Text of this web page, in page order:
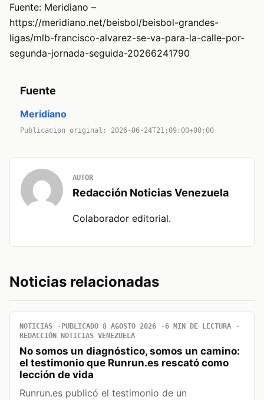
Fuente: Meridiano –
https://meridiano.net/beisbol/beisbol-grandes-
ligas/mlb-francisco-alvarez-se-va-para-la-calle-por-
segunda-jornada-seguida-20266241790
Fuente
Meridiano
Publicacion original: 2026-06-24T21:09:00+00:00
AUTOR
Redacción Noticias Venezuela
Colaborador editorial.
Noticias relacionadas
NOTICIAS PUBLICADO 8 AGOSTO 2026
6 MIN DE LECTURA
REDACCIÓN NOTICIAS VENEZUELA
No somos un diagnóstico, somos un camino:
el testimonio que Runrun.es rescató como
lección de vida
Runrun.es publicó el testimonio de un